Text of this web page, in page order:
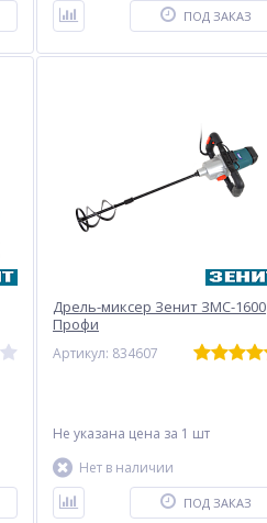
ПОД ЗАКАЗ
Дрель-миксер Зенит ЗМС-1600
Профи
Артикул: 834607
Не указана цена за 1 шт
Нет в наличии
ПОД ЗАКАЗ